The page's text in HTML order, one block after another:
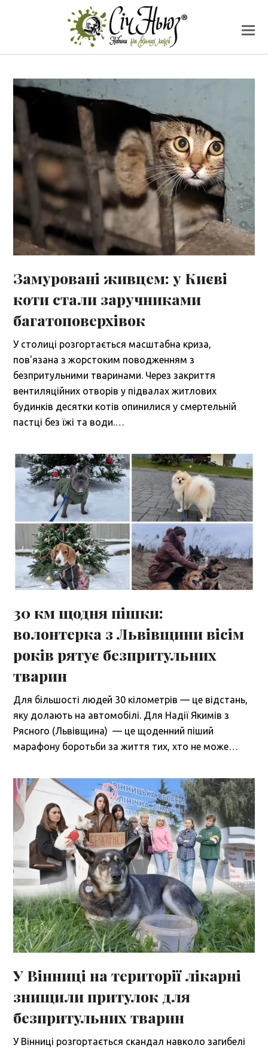
Замуровані живцем: у Києві
коти стали заручниками
багатоповерхівок
У столиці розгортається масштабна криза,
пов'язана з жорстоким поводженням з
безпритульними тваринами. Через закриття
вентиляційних отворів у підвалах житлових
будинків десятки котів опинилися у смертельній
пастці без їжі та води.…
30 км щодня пішки:
волонтерка з Львівщини вісім
років рятує безпритульних
тварин
Для більшості людей 30 кілометрів — це відстань,
яку долають на автомобілі. Для Надії Якимів з
Рясного (Львівщина) — це щоденний піший
марафону боротьби за життя тих, хто не може…
У Вінниці на території лікарні
знищили притулок для
безпритульних тварин
У Вінниці розгортається скандал навколо загибелі